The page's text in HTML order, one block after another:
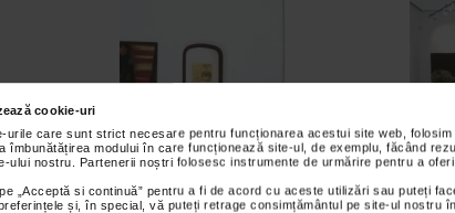
cookie-uri
urile care sunt strict necesare pentru funcționarea acestui site web,
îmbunătățirea modului în care funcționează site-ul, de exemplu, făcând
ului nostru. Partenerii noștri folosesc instrumente de urmărire pentru a
„Acceptă si continuă” pentru a fi de acord cu aceste utilizări sau puteți
și, în special, vă puteți retrage consimțământul pe site-ul nostru